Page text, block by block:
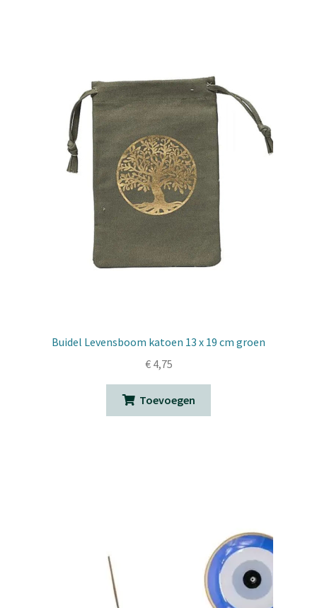
Buidel Levensboom katoen 13 x 19 cm groen
€4,75
Toevoegen